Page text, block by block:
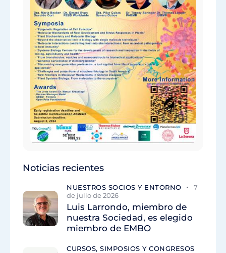
Noticias recientes
NUESTROS SOCIOS Y ENTORNO
7
de julio de 2026
Luis Larrondo, miembro de
nuestra Sociedad, es elegido
miembro de EMBO
CURSOS, SIMPOSIOS Y CONGRESOS